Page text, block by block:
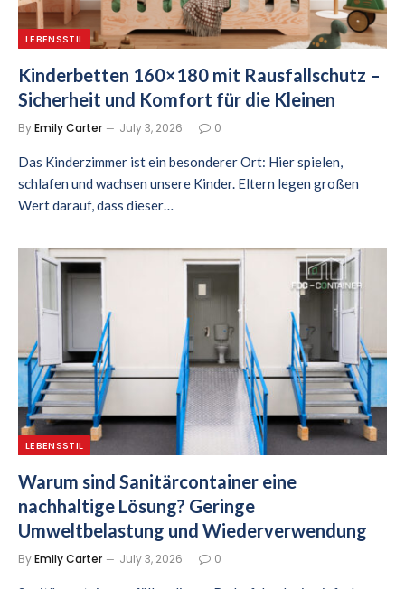
LEBENSSTIL
Kinderbetten 160×180 mit Rausfallschutz –
Sicherheit und Komfort für die Kleinen
ByEmily Carter July 3, 2026 0
Das Kinderzimmer ist ein besonderer Ort: Hier spielen,
schlafen und wachsen unsere Kinder. Eltern legen großen
Wert darauf, dass dieser…
LEBENSSTIL
Warum sind Sanitärcontainer eine
nachhaltige Lösung? Geringe
Umweltbelastung und Wiederverwendung
ByEmily Carter July 3, 2026 0